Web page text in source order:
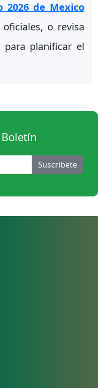
2026 de Mexico
o revisa
para planificar el
Suscribete